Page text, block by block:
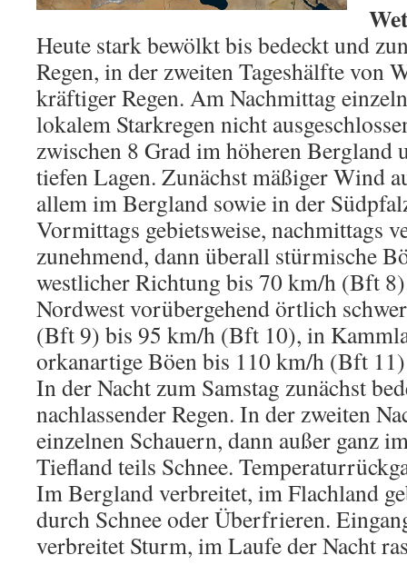
Heute stark bewölkt bis bedeckt und
Regen, in der zweiten Tageshälfte von
kräftiger Regen. Am Nachmittag
lokalem Starkregen nicht
zwischen 8 Grad im höheren Bergland
tiefen Lagen. Zunächst mäßiger Wind
allem im Bergland sowie in der
Vormittags gebietsweise, nachmittags
zunehmend, dann überall stürmische
westlicher Richtung bis 70 km/h (Bft
Nordwest vorübergehend örtlich
(Bft 9) bis 95 km/h (Bft 10), in
orkanartige Böen bis 110 km/h (Bft 11)
In der Nacht zum Samstag zunächst
nachlassender Regen. In der zweiten
einzelnen Schauern, dann außer ganz
Tiefland teils Schnee.
Im Bergland verbreitet, im Flachland
durch Schnee oder Überfrieren.
verbreitet Sturm, im Laufe der Nacht